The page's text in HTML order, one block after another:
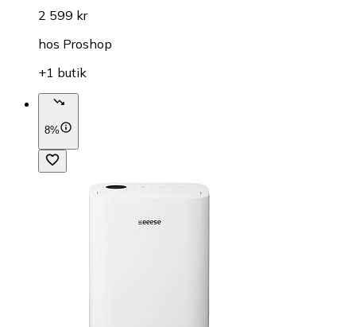
2 599 kr
hos Proshop
+1 butik
8%